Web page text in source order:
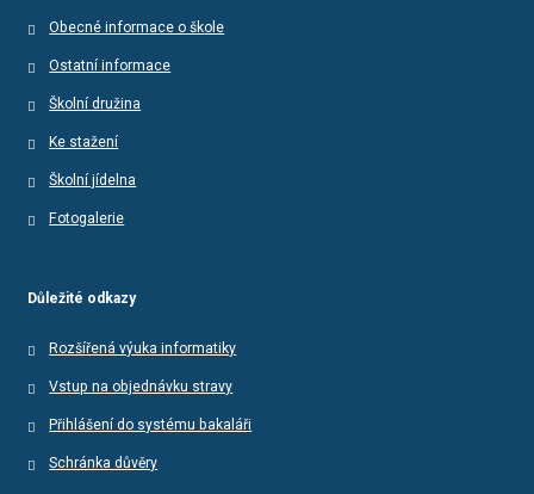
Obecné informace o škole
Ostatní informace
Školní družina
Ke stažení
Školní jídelna
Fotogalerie
Důležité odkazy
Rozšířená výuka informatiky
Vstup na objednávku stravy
Přihlášení do systému bakaláři
Schránka důvěry